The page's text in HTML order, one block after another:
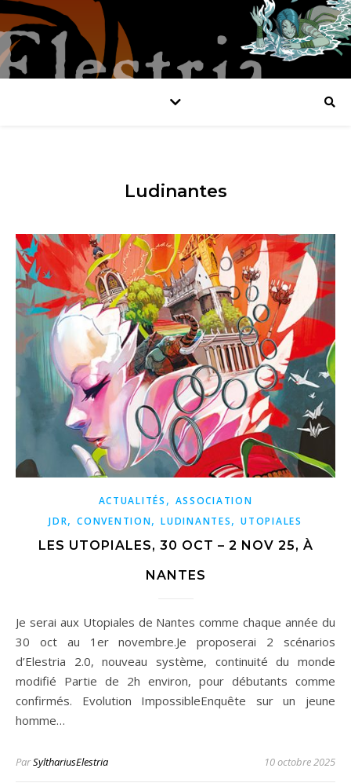
Ludinantes
ACTUALITÉS , ASSOCIATION
JDR,CONVENTION,LUDINANTES,UTOPIALES
LES UTOPIALES, 30 OCT – 2 NOV 25, À
NANTES
Je serai aux Utopiales de Nantes comme chaque année du
30 oct au 1er novembre.Je proposerai 2 scénarios
d’Elestria 2.0, nouveau système, continuité du monde
modifié Partie de 2h environ, pour débutants comme
confirmés. Evolution ImpossibleEnquête sur un jeune
homme…
ParSylthariusElestria 10 octobre 2025